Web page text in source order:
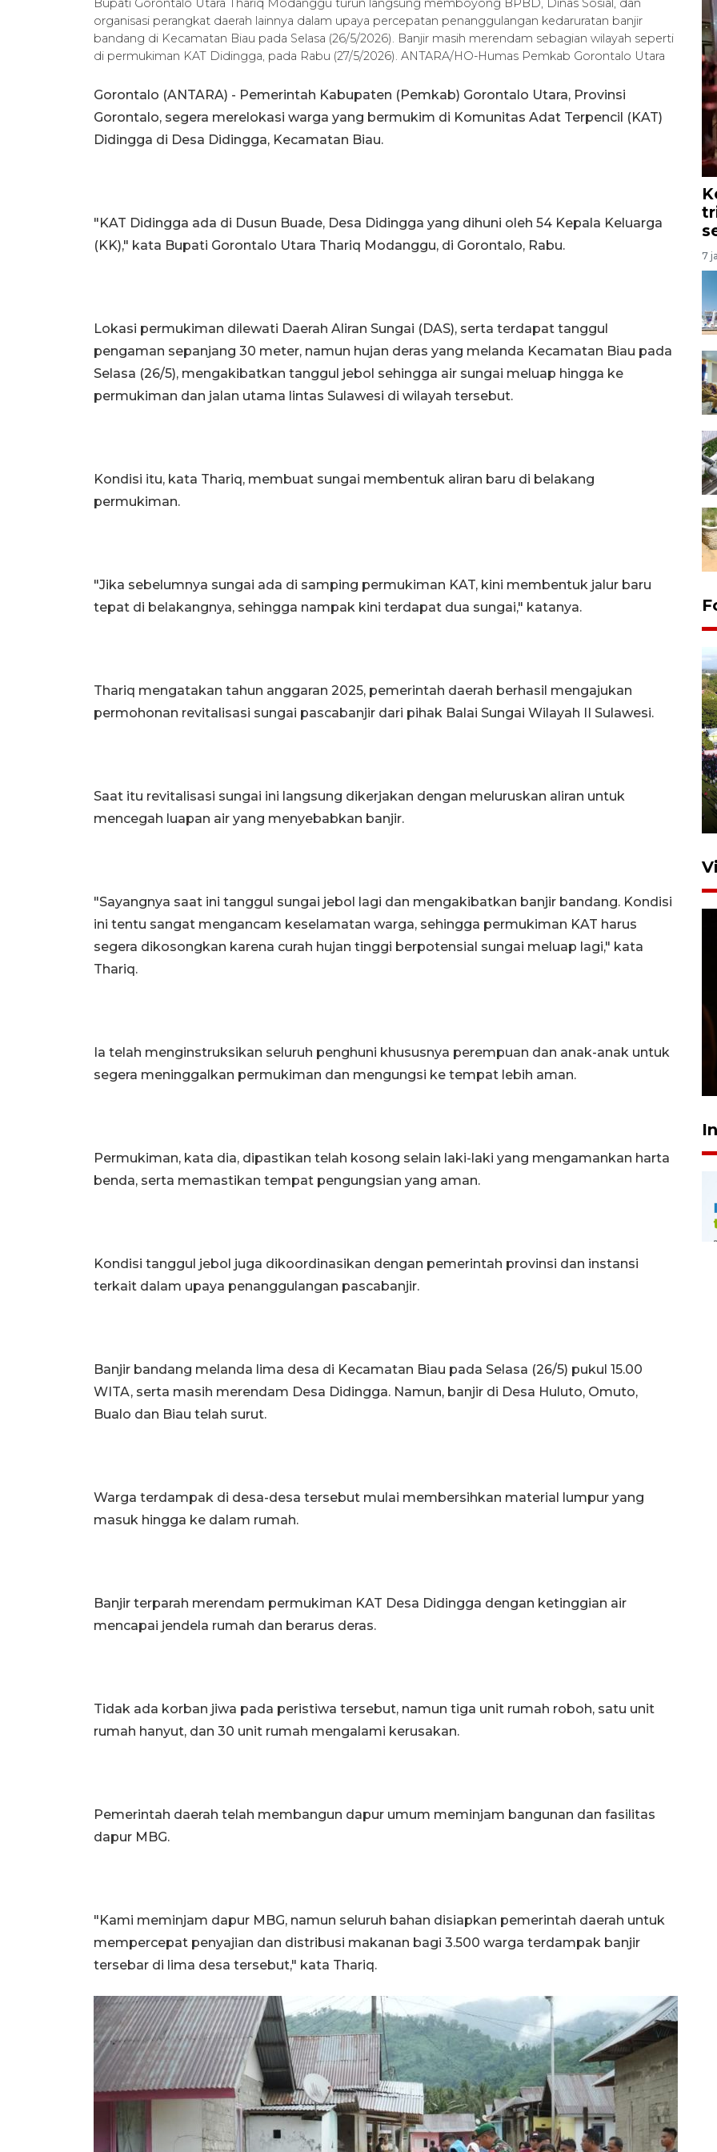
Bupati Gorontalo Utara Thariq Modanggu turun langsung memboyong BPBD, Dinas Sosial, dan
organisasi perangkat daerah lainnya dalam upaya percepatan penanggulangan kedaruratan banjir
bandang di Kecamatan Biau pada Selasa (26/5/2026). Banjir masih merendam sebagian wilayah seperti
di permukiman KAT Didingga, pada Rabu (27/5/2026). ANTARA/HO-Humas Pemkab Gorontalo Utara
Gorontalo (ANTARA) - Pemerintah Kabupaten (Pemkab) Gorontalo Utara, Provinsi
Gorontalo, segera merelokasi warga yang bermukim di Komunitas Adat Terpencil (KAT)
Didingga di Desa Didingga, Kecamatan Biau.
"KAT Didingga ada di Dusun Buade, Desa Didingga yang dihuni oleh 54 Kepala Keluarga
(KK)," kata Bupati Gorontalo Utara Thariq Modanggu, di Gorontalo, Rabu.
Lokasi permukiman dilewati Daerah Aliran Sungai (DAS), serta terdapat tanggul
pengaman sepanjang 30 meter, namun hujan deras yang melanda Kecamatan Biau pada
Selasa (26/5), mengakibatkan tanggul jebol sehingga air sungai meluap hingga ke
permukiman dan jalan utama lintas Sulawesi di wilayah tersebut.
Kondisi itu, kata Thariq, membuat sungai membentuk aliran baru di belakang
permukiman.
"Jika sebelumnya sungai ada di samping permukiman KAT, kini membentuk jalur baru
tepat di belakangnya, sehingga nampak kini terdapat dua sungai," katanya.
Thariq mengatakan tahun anggaran 2025, pemerintah daerah berhasil mengajukan
permohonan revitalisasi sungai pascabanjir dari pihak Balai Sungai Wilayah II Sulawesi.
Saat itu revitalisasi sungai ini langsung dikerjakan dengan meluruskan aliran untuk
mencegah luapan air yang menyebabkan banjir.
"Sayangnya saat ini tanggul sungai jebol lagi dan mengakibatkan banjir bandang. Kondisi
ini tentu sangat mengancam keselamatan warga, sehingga permukiman KAT harus
segera dikosongkan karena curah hujan tinggi berpotensial sungai meluap lagi," kata
Thariq.
Ia telah menginstruksikan seluruh penghuni khususnya perempuan dan anak-anak untuk
segera meninggalkan permukiman dan mengungsi ke tempat lebih aman.
Permukiman, kata dia, dipastikan telah kosong selain laki-laki yang mengamankan harta
benda, serta memastikan tempat pengungsian yang aman.
Kondisi tanggul jebol juga dikoordinasikan dengan pemerintah provinsi dan instansi
terkait dalam upaya penanggulangan pascabanjir.
Banjir bandang melanda lima desa di Kecamatan Biau pada Selasa (26/5) pukul 15.00
WITA, serta masih merendam Desa Didingga. Namun, banjir di Desa Huluto, Omuto,
Bualo dan Biau telah surut.
Warga terdampak di desa-desa tersebut mulai membersihkan material lumpur yang
masuk hingga ke dalam rumah.
Banjir terparah merendam permukiman KAT Desa Didingga dengan ketinggian air
mencapai jendela rumah dan berarus deras.
Tidak ada korban jiwa pada peristiwa tersebut, namun tiga unit rumah roboh, satu unit
rumah hanyut, dan 30 unit rumah mengalami kerusakan.
Pemerintah daerah telah membangun dapur umum meminjam bangunan dan fasilitas
dapur MBG.
"Kami meminjam dapur MBG, namun seluruh bahan disiapkan pemerintah daerah untuk
mempercepat penyajian dan distribusi makanan bagi 3.500 warga terdampak banjir
tersebar di lima desa tersebut," kata Thariq.
7
GORONTALO
Ramadhan
23 Februari 2026 18:20